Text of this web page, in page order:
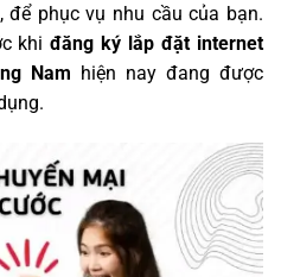
để phục vụ nhu cầu của bạn.
khiđăng ký lắp đặt internet
Nam hiện nay đang được